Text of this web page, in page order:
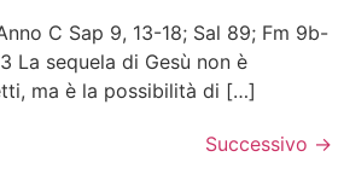
C Sap 9, 13-18; Sal 89; Fm 9b-
La sequela di Gesù non è
ma è la possibilità di […]
Successivo →